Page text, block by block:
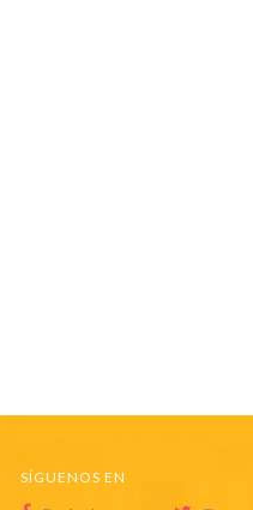
SÍGUENOS EN